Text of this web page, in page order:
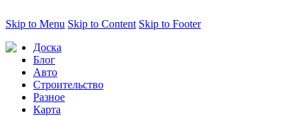
Skip to Menu Skip to Content Skip to Footer
Доска
Блог
Авто
Строительство
Разное
Карта